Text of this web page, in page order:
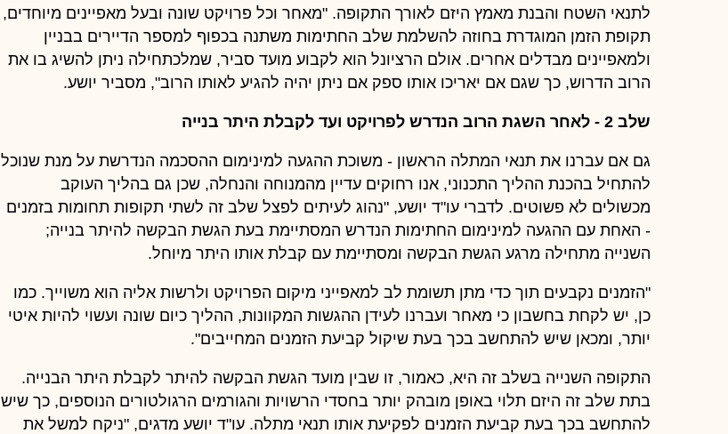
לתנאי השטח והבנת מאמץ היזם לאורך התקופה. "מאחר וכל פרויקט שונה ובעל מאפיינים מיוחדים,
תקופת הזמן המוגדרת בחוזה להשלמת שלב החתימות משתנה בכפוף למספר הדיירים בבניין
ולמאפיינים מבדלים אחרים. אולם הרציונל הוא לקבוע מועד סביר, שמלכתחילה ניתן להשיג בו את
הרוב הדרוש, כך שגם אם יאריכו אותו ספק אם ניתן יהיה להגיע לאותו הרוב", מסביר יושע.
שלב 2 - לאחר השגת הרוב הנדרש לפרויקט ועד לקבלת היתר בנייה
גם אם עברנו את תנאי המתלה הראשון - משוכת ההגעה למינימום ההסכמה הנדרשת על מנת שנוכל
להתחיל בהכנת ההליך התכנוני, אנו רחוקים עדיין מהמנוחה והנחלה, שכן גם בהליך העוקב
מכשולים לא פשוטים. לדברי עו"ד יושע, "נהוג לעיתים לפצל שלב זה לשתי תקופות תחומות בזמנים
- האחת עם ההגעה למינימום החתימות הנדרש המסתיימת בעת הגשת הבקשה להיתר בנייה;
השנייה מתחילה מרגע הגשת הבקשה ומסתיימת עם קבלת אותו היתר מיוחל.
"הזמנים נקבעים תוך כדי מתן תשומת לב למאפייני מיקום הפרויקט ולרשות אליה הוא משוייך. כמו
כן, יש לקחת בחשבון כי מאחר ועברנו לעידן ההגשות המקוונות, ההליך כיום שונה ועשוי להיות איטי
יותר, ומכאן שיש להתחשב בכך בעת שיקול קביעת הזמנים המחייבים".
התקופה השנייה בשלב זה היא, כאמור, זו שבין מועד הגשת הבקשה להיתר לקבלת היתר הבנייה.
בתת שלב זה היזם תלוי באופן מובהק יותר בחסדי הרשויות והגורמים הרגולטורים הנוספים, כך שיש
להתחשב בכך בעת קביעת הזמנים לפקיעת אותו תנאי מתלה. עו"ד יושע מדגים, "ניקח למשל את